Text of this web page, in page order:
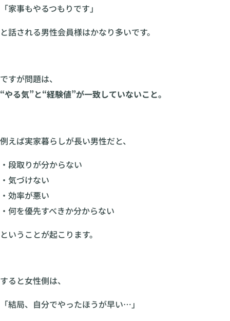
「家事もやるつもりです」
と話される男性会員様はかなり多いです。
ですが問題は、
“やる気”と“経験値”が一致していないこと。
例えば実家暮らしが長い男性だと、
・段取りが分からない
・気づけない
・効率が悪い
・何を優先すべきか分からない
ということが起こります。
すると女性側は、
「結局、自分でやったほうが早い…」